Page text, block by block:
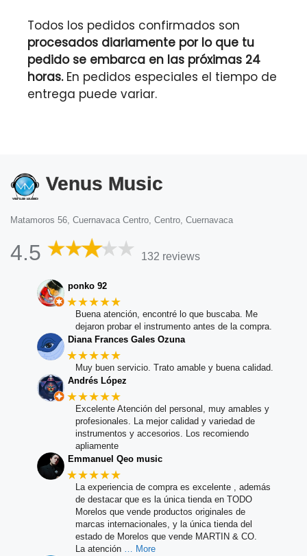
Todos los pedidos confirmados son
procesados diariamente por lo que tu
pedido se embarca en las próximas 24
horas.En pedidos especiales el tiempo de
entrega puede variar.
Venus Music
Matamoros 56, Cuernavaca Centro, Centro, Cuernavaca
4.5 132 reviews
ponko 92
★★★★★
Buena atención, encontré lo que buscaba. Me
dejaron probar el instrumento antes de la compra.
Diana Frances Gales Ozuna
★★★★★
Muy buen servicio. Trato amable y buena calidad.
Andrés López
★★★★★
Excelente Atención del personal, muy amables y
profesionales. La mejor calidad y variedad de
instrumentos y accesorios. Los recomiendo
apliamente
Emmanuel Qeo music
★★★★★
La experiencia de compra es excelente , además
de destacar que es la única tienda en TODO
Morelos que vende productos originales de
marcas internacionales, y la única tienda del
estado de Morelos que vende MARTIN & CO.
La atención … More